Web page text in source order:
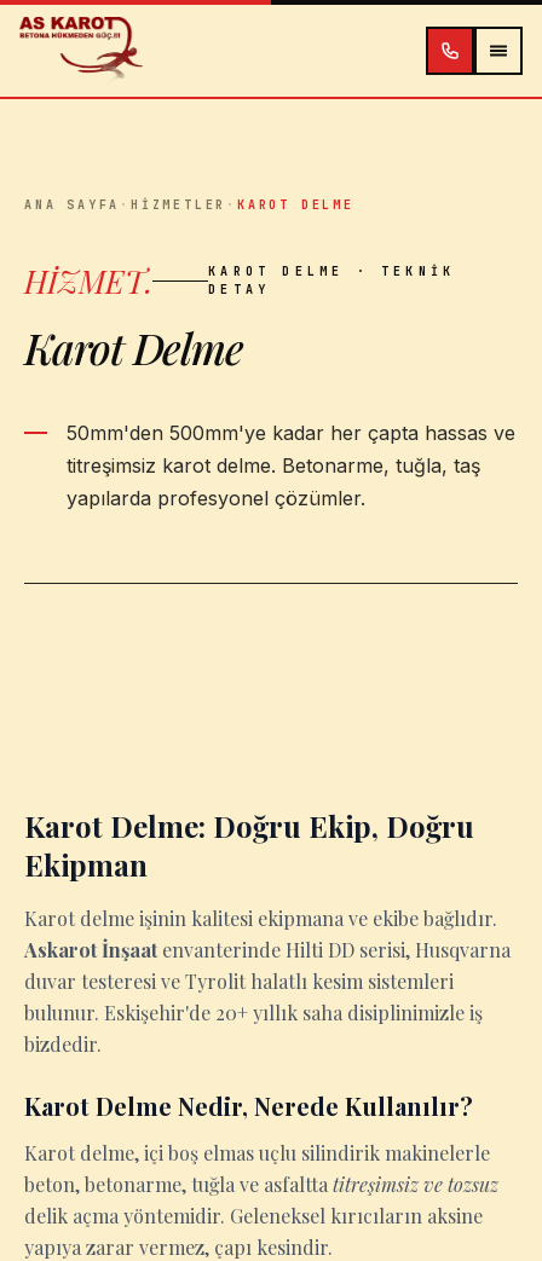
İçeriğe atla
ANA SAYFA ·HIZMETLER ·KAROT DELME
HİZMET. KAROT DELME
· TEKNİK
DETAY
Karot Delme
50mm'den 500mm'ye kadar her çapta hassas ve
titreşimsiz karot delme. Betonarme, tuğla, taş
yapılarda profesyonel çözümler.
Karot Delme: Doğru Ekip, Doğru
Ekipman
Karot delme işinin kalitesi ekipmana ve ekibe bağlıdır.
Askarot İnşaatenvanterinde Hilti DD serisi, Husqvarna
duvar testeresi ve Tyrolit halatlı kesim sistemleri
bulunur. Eskişehir'de 20+ yıllık saha disiplinimizle iş
bizdedir.
Karot Delme Nedir, Nerede Kullanılır?
Karot delme, içi boş elmas uçlu silindirik makinelerle
beton, betonarme, tuğla ve asfaltta titreşimsiz ve tozsuz
delik açma yöntemidir. Geleneksel kırıcıların aksine
yapıya zarar vermez, çapı kesindir.